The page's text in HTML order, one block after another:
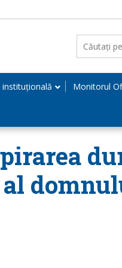
Monitorul